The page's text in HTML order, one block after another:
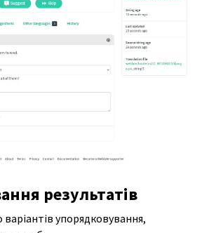
результатів
упорядковування,